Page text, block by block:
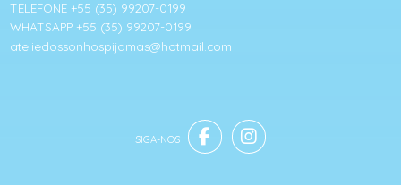
TELEFONE +55 (35) 99207-0199
WHATSAPP +55 (35) 99207-0199
ateliedossonhospijamas@hotmail.com